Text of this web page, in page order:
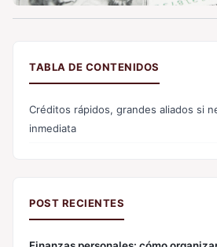
TABLA DE CONTENIDOS
Créditos rápidos, grandes aliados si
inmediata
POST RECIENTES